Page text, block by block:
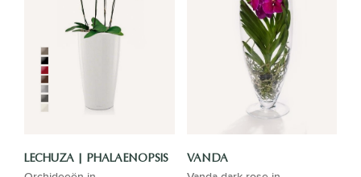
LECHUZA | PHALAENOPSIS VANDA